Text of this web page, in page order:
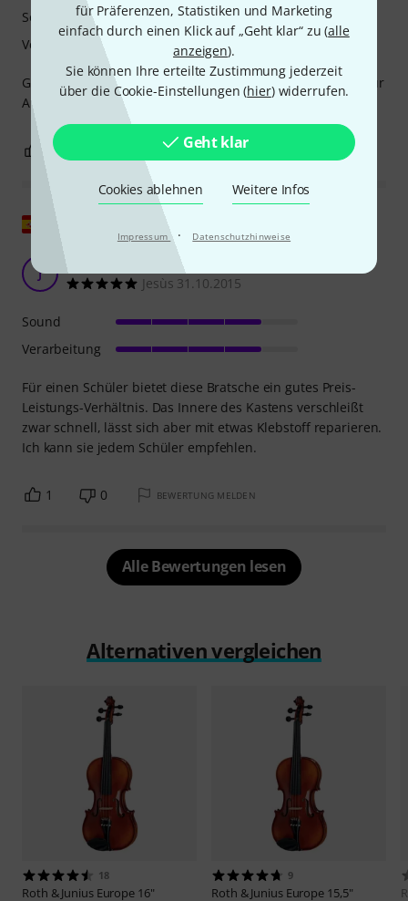
für Präferenzen, Statistiken und Marketing
einfach durch einen Klick auf „Geht klar“ zu (alle
anzeigen).
Sie können Ihre erteilte Zustimmung jederzeit
über die Cookie-Einstellungen (hier) widerrufen.
Geht klar
Cookies ablehnen Weitere Infos
Impressum · Datenschutzhinweise
Gutes Preis-Leistungs-Verhältnis, eine gute Schülergeige für
Anfänger.
Sound
Verarbeitung
BEWERTUNG MELDEN
J Gut, nett und günstig
Jesùs 31.10.2015
Für einen Schüler bietet diese Bratsche ein gutes Preis-
Leistungs-Verhältnis. Das Innere des Kastens verschleißt
zwar schnell, lässt sich aber mit etwas Klebstoff reparieren.
Ich kann sie jedem Schüler empfehlen.
Sound
Verarbeitung
1 0 BEWERTUNG MELDEN
Alle Bewertungen lesen
Alternativen vergleichen
18
Roth & Junius Europe 16"
9
Roth & Junius Europe 15,5"